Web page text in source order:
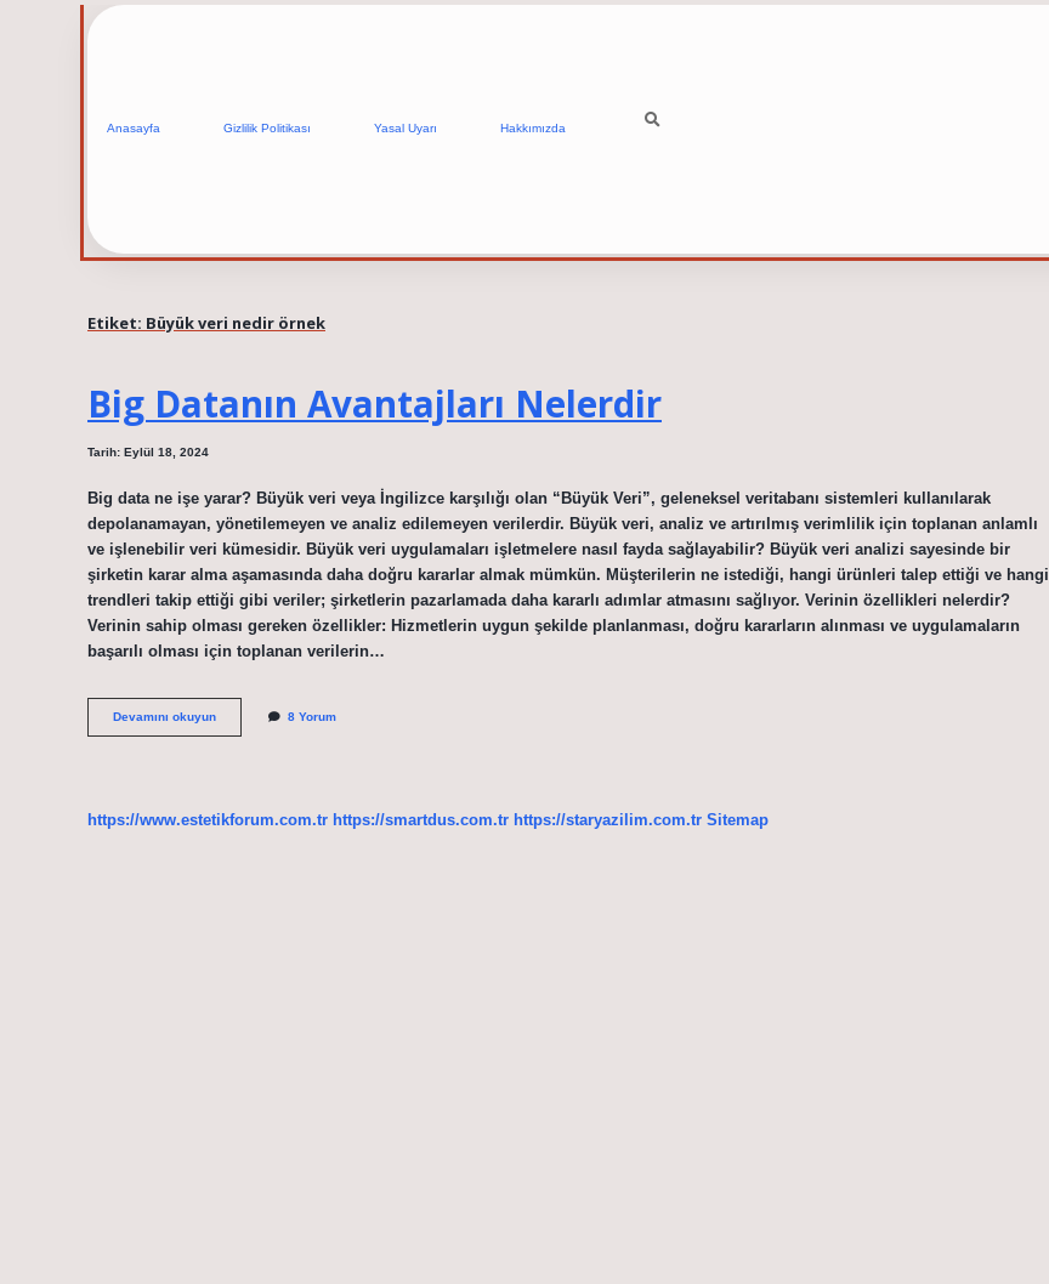
Anasayfa Gizlilik Politikası Yasal Uyarı Hakkımızda
Etiket: Büyük veri nedir örnek
Big Datanın Avantajları Nelerdir
Tarih: Eylül 18, 2024
Big data ne işe yarar? Büyük veri veya İngilizce karşılığı olan “Büyük Veri”, geleneksel veritabanı sistemleri kullanılarak
depolanamayan, yönetilemeyen ve analiz edilemeyen verilerdir. Büyük veri, analiz ve artırılmış verimlilik için toplanan anlamlı
ve işlenebilir veri kümesidir. Büyük veri uygulamaları işletmelere nasıl fayda sağlayabilir? Büyük veri analizi sayesinde bir
şirketin karar alma aşamasında daha doğru kararlar almak mümkün. Müşterilerin ne istediği, hangi ürünleri talep ettiği ve hangi
trendleri takip ettiği gibi veriler; şirketlerin pazarlamada daha kararlı adımlar atmasını sağlıyor. Verinin özellikleri nelerdir?
Verinin sahip olması gereken özellikler: Hizmetlerin uygun şekilde planlanması, doğru kararların alınması ve uygulamaların
başarılı olması için toplanan verilerin…
Devamını okuyunBig
Datanın
8 Yorum
https://www.estetikforum.com.tr https://smartdus.com.tr https://staryazilim.com.tr Sitemap